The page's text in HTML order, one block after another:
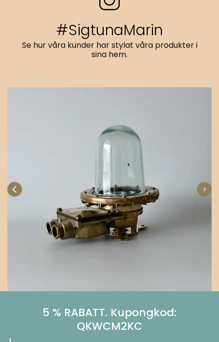
#SigtunaMarin
Se hur våra kunder har stylat våra produkter i
sina hem.
5 % RABATT. Kupongkod:
QKWCM2KC